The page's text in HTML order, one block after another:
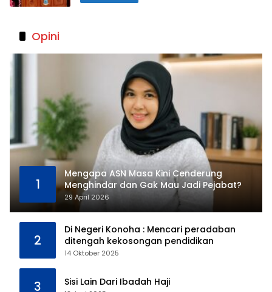
Opini
1
Mengapa ASN Masa Kini Cenderung
Menghindar dan Gak Mau Jadi Pejabat?
29 April 2026
2
Di Negeri Konoha : Mencari peradaban
ditengah kekosongan pendidikan
14 Oktober 2025
3 Sisi Lain Dari Ibadah Haji